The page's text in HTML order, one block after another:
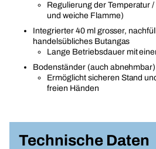
Regulierung der Temperatur
und weiche Flamme)
Integrierter 40 ml grosser,
handelsübliches Butangas
Lange Betriebsdauer mit
Bodenständer (auch abnehmbar)
Ermöglicht sicheren Stand
freien Händen
Technische Daten